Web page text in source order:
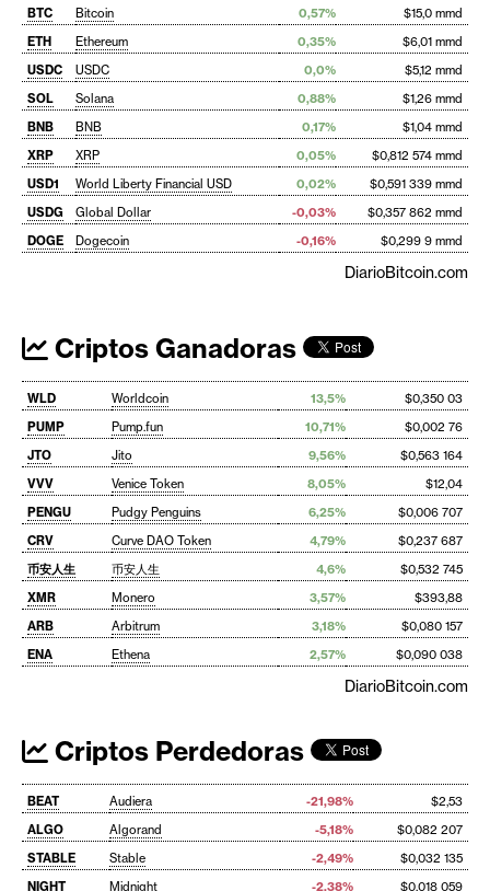
BTC Bitcoin 0,57%
$15,0 mmd
ETH
Ethereum 0,35%
$6,01 mmd
USDC
USDC 0,0%
$5,12 mmd
SOL
Solana 0,88%
$1,26 mmd
BNB
BNB 0,17%
$1,04 mmd
XRP
XRP 0,05%
$0,812 574 mmd
USD1
World Liberty Financial USD 0,02%
$0,591 339 mmd
USDG
Global Dollar -0,03%
$0,357 862 mmd
DOGE
Dogecoin -0,16% $0,299 9 mmd
DiarioBitcoin.com
Criptos Ganadoras
WLD Worldcoin 13,5%
$0,350 03
PUMP
Pump.fun 10,71%
$0,002 76
JTO
Jito 9,56%
$0,563 164
VVV
Venice Token 8,05%
$12,04
PENGU
Pudgy Penguins 6,25%
$0,006 707
CRV
Curve DAO Token 4,79%
$0,237 687
币安人生
币安人生 4,6%
$0,532 745
XMR
Monero 3,57%
$393,88
ARB
Arbitrum 3,18%
$0,080 157
ENA
Ethena 2,57% $0,090 038
DiarioBitcoin.com
Criptos Perdedoras
BEAT Audiera -21,98%
$2,53
ALGO
Algorand -5,18%
$0,082 207
STABLE
Stable -2,49%
$0,032 135
NIGHT
Midnight -2,38%
$0,018 059